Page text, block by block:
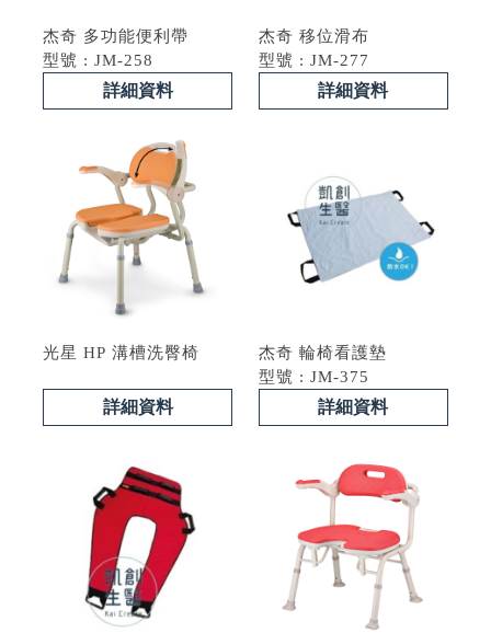
杰奇 多功能便利帶
型號 : JM-258
詳細資料
杰奇 移位滑布
型號 : JM-277
詳細資料
光星 HP 溝槽洗臀椅
詳細資料
杰奇 輪椅看護墊
型號 : JM-375
詳細資料